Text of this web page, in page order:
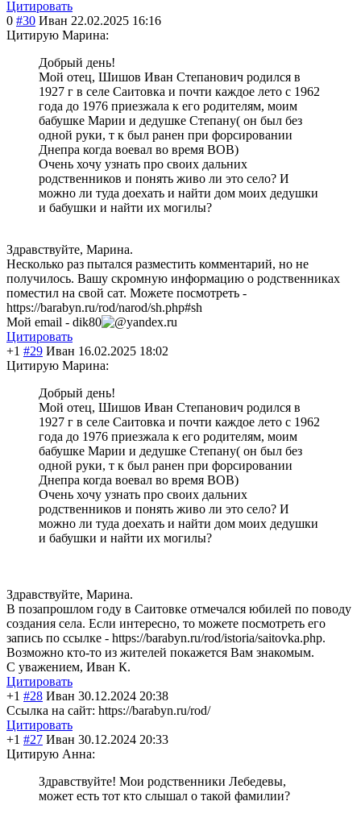
Цитировать
0 #30 Иван 22.02.2025 16:16
Цитирую Марина:
Добрый день!
Мой отец, Шишов Иван Степанович родился в
1927 г в селе Саитовка и почти каждое лето с 1962
года до 1976 приезжала к его родителям, моим
бабушке Марии и дедушке Степану( он был без
одной руки, т к был ранен при форсировании
Днепра когда воевал во время ВОВ)
Очень хочу узнать про своих дальних
родственников и понять живо ли это село? И
можно ли туда доехать и найти дом моих дедушки
и бабушки и найти их могилы?
Здравствуйте, Марина.
Несколько раз пытался разместить комментарий, но не
получилось. Вашу скромную информацию о родственниках
поместил на свой сат. Можете посмотреть -
https://barabyn.ru/rod/narod/sh.php#sh
Мой email - dik80
yandex.ru
Цитировать
+1 #29 Иван 16.02.2025 18:02
Цитирую Марина:
Добрый день!
Мой отец, Шишов Иван Степанович родился в
1927 г в селе Саитовка и почти каждое лето с 1962
года до 1976 приезжала к его родителям, моим
бабушке Марии и дедушке Степану( он был без
одной руки, т к был ранен при форсировании
Днепра когда воевал во время ВОВ)
Очень хочу узнать про своих дальних
родственников и понять живо ли это село? И
можно ли туда доехать и найти дом моих дедушки
и бабушки и найти их могилы?
Здравствуйте, Марина.
В позапрошлом году в Саитовке отмечался юбилей по поводу
создания села. Если интересно, то можете посмотреть его
запись по ссылке - https://barabyn.ru/rod/istoria/saitovka.php.
Возможно кто-то из жителей покажется Вам знакомым.
С уважением, Иван К.
Цитировать
+1 #28 Иван 30.12.2024 20:38
Ссылка на сайт: https://barabyn.ru/rod/
Цитировать
+1 #27 Иван 30.12.2024 20:33
Цитирую Анна:
Здравствуйте! Мои родственники Лебедевы,
может есть тот кто слышал о такой фамилии?